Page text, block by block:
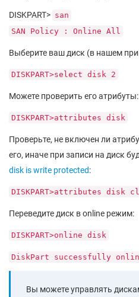
DISKPART> san
SAN Policy : Online All
Выберите ваш диск (в нашем
DISKPART>select disk 2
Можете проверить его атрибуты:
DISKPART>attributes disk
Проверьте, не включен ли
его, иначе при записи на диск
disk is write protected:
DISKPART>attributes disk
Переведите диск в online режим:
DISKPART>online disk
DiskPart successfully
Вы можете управлять